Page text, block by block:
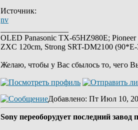
Источник:
nv
OLED Panasonic TX-65HZ980E;
ZXC 120cm, Strong SRT-DM2100
Желаю, чтобы у Вас сбылось то, чего
Добавлено: Пт Июл 10,
Sony переоборудует последний